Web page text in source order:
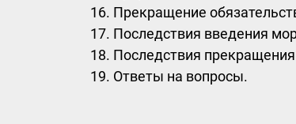
16. Прекращение
17. Последствия введения
18. Последствия
19. Ответы на вопросы.